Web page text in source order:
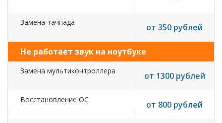
Замена тачпада от 350 рублей
Не работает звук на ноутбуке
Замена мультиконтроллера от 1300 рублей
Восстановление ОС от 800 рублей